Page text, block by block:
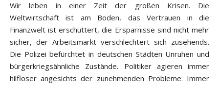
Wir leben in einer Zeit der großen Krisen. Die
Weltwirtschaft ist am Boden, das Vertrauen in die
Finanzwelt ist erschüttert, die Ersparnisse sind nicht mehr
sicher, der Arbeitsmarkt verschlechtert sich zusehends.
Die Polizei befürchtet in deutschen Städten Unruhen und
bürgerkriegsähnliche Zustände. Politiker agieren immer
hilfloser angesichts der zunehmenden Probleme. Immer